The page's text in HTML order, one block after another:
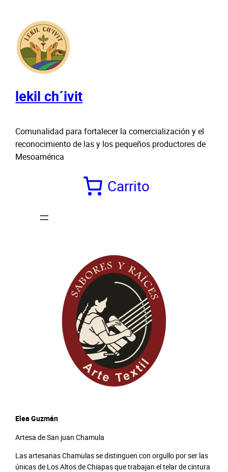
contenido
lekil ch´ivit
Comunalidad para fortalecer la comercialización y el
reconocimiento de las y los pequeños productores de
Mesoamérica
Carrito
Elea Guzmán
Artesa de San juan Chamula
Las artesanas Chamulas se distinguen con orgullo por ser las
únicas de Los Altos de Chiapas que trabajan el telar de cintura